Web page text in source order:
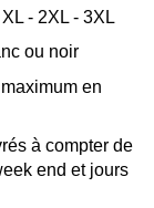
- 2XL - 3XL
ou noir
en
à compter de
end et jours